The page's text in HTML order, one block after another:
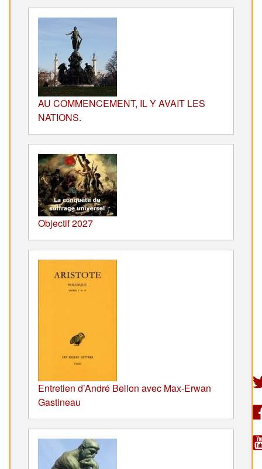
AU COMMENCEMENT, IL Y AVAIT LES
NATIONS.
Objectif 2027
Entretien d’André Bellon avec Max-Erwan
Gastineau